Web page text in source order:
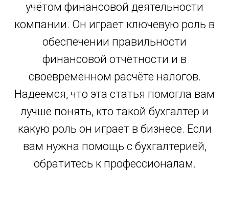
учётом финансовой деятельности
компании. Он играет ключевую роль в
обеспечении правильности
финансовой отчётности и в
своевременном расчёте налогов.
Надеемся, что эта статья помогла вам
лучше понять, кто такой бухгалтер и
какую роль он играет в бизнесе. Если
вам нужна помощь с бухгалтерией,
обратитесь к профессионалам.